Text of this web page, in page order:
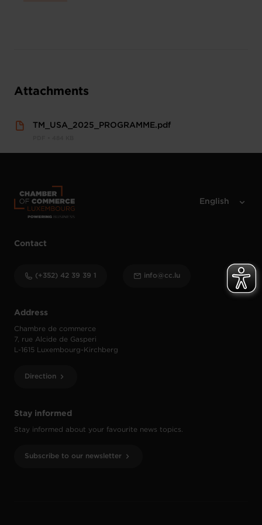
Attachments
TM_USA_2025_PROGRAMME.pdf
Stay informed
Stay informed about your favourite news topics.
Subscribe to our newsletter
Address
Chambre de commerce
7, rue Alcide de Gasperi
L-1615 Luxembourg-Kirchberg
Direction
Contact
(+352) 42 39 39 1 info@cc.lu